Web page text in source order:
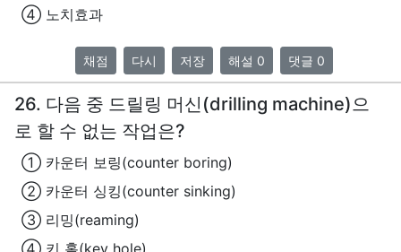
④ 노치효과
채점 다시 저장 해설 0 댓글 0
26. 다음 중 드릴링 머신(drilling machine)으
로 할 수 없는 작업은?
① 카운터 보링(counter boring)
② 카운터 싱킹(counter sinking)
③ 리밍(reaming)
④ 키 홀(key hole)